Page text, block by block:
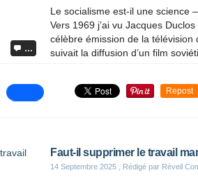
…
Le socialisme est-il une science
Vers 1969 j’ai vu Jacques
célèbre émission de la télévision
suivait la diffusion d’un film
Repost
Faut-il supprimer le travail
14 Septembre 2025 , Rédigé par Réveil